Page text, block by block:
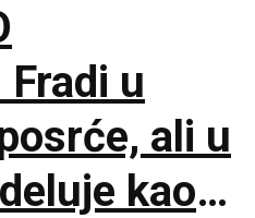
Fradi u
ali u
kao